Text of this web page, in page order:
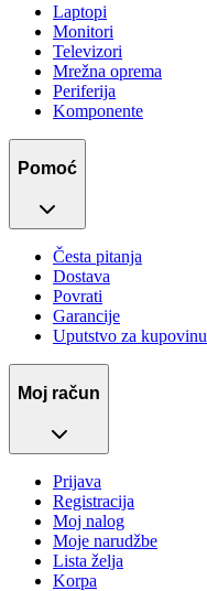
Laptopi
Monitori
Televizori
Mrežna oprema
Periferija
Komponente
Pomoć
Česta pitanja
Dostava
Povrati
Garancije
Uputstvo za kupovinu
Moj račun
Prijava
Registracija
Moj nalog
Moje narudžbe
Lista želja
Korpa